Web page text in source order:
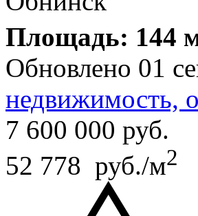
Площадь: 144
Обновлено 01
недвижимость,
7 600 000 руб.
52 778 руб./м2